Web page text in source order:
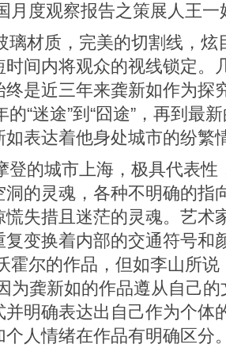
月度观察报告之策展人王一
璃材质，完美的切割线，
时间内将观众的视线锁定。
终是近三年来龚新如作为探
的“迷途”到“囧途”，再到最
如表达着他身处城市的纷繁
登的城市上海，极具代表
洞的灵魂，各种不明确的指
慌失措且迷茫的灵魂。艺术
复变换着内部的交通符号和
霍尔的作品，但如李山所说
为龚新如的作品遵从自己
明确表达出自己作为个体
个人情绪在作品有明确区分